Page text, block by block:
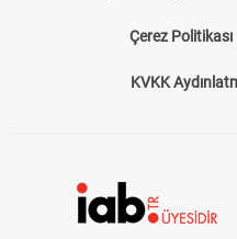
Çerez Politikası
KVKK